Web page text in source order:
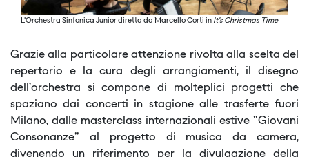
L'Orchestra Sinfonica Junior diretta da Marcello Corti in It's Christmas Time
Grazie alla particolare attenzione rivolta alla scelta del
repertorio e la cura degli arrangiamenti, il disegno
dell’orchestra si compone di molteplici progetti che
spaziano dai concerti in stagione alle trasferte fuori
Milano, dalle masterclass internazionali estive "Giovani
Consonanze" al progetto di musica da camera,
divenendo un riferimento per la divulgazione della